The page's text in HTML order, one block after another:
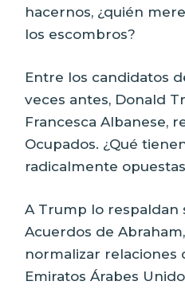
hacernos, ¿quién
los escombros?
Entre los candidatos
veces antes, Donald
Francesca Albanese,
Ocupados. ¿Qué
radicalmente
A Trump lo respaldan
Acuerdos de
normalizar relaciones
Emiratos Árabes